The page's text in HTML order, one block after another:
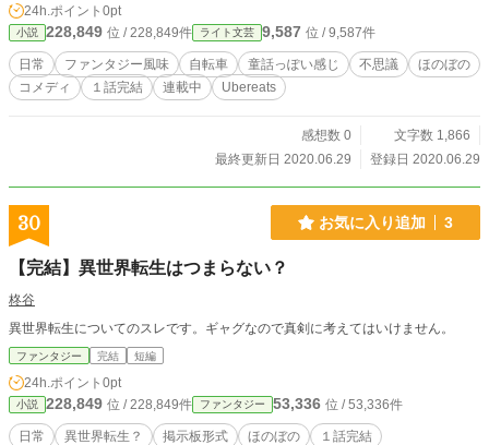
24h.ポイント 0pt
小説 228,849 位 / 228,849件 ライト文芸 9,587 位 / 9,587件
日常 ファンタジー風味 自転車 童話っぽい感じ 不思議
ほのぼの
コメディ
１話完結 連載中 Ubereats
感想数 0
文字数 1,866
最終更新日 2020.06.29
登録日 2020.06.29
30 お気に入り追加 3
【完結】異世界転生はつまらない？
柊谷
異世界転生についてのスレです。ギャグなので真剣に考えてはいけません。
ファンタジー 完結 短編
24h.ポイント 0pt
小説 228,849 位 / 228,849件 ファンタジー 53,336 位 / 53,336件
日常 異世界転生？ 掲示板形式 ほのぼの １話完結